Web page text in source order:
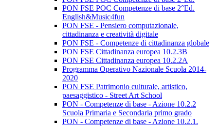
PON FSE POC Competenze di base 2°Ed.
English&Music4fun
PON FSE - Pensiero computazionale,
cittadinanza e creatività digitale
PON FSE - Competenze di cittadinanza globale
PON FSE Cittadinanza europea 10.2.3B
PON FSE Cittadinanza europea 10.2.2A
Programma Operativo Nazionale Scuola 2014-
2020
PON FSE Patrimonio culturale, artistico,
paesaggistico - Street Art School
PON - Competenze di base - Azione 10.2.2
Scuola Primaria e Secondaria primo grado
PON - Competenze di base - Azione 10.2.1.